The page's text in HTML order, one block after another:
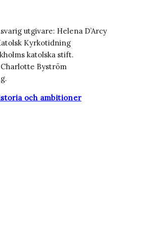
utgivare: Helena D’Arcy
Kyrkotidning
katolska stift.
Byström
och ambitioner